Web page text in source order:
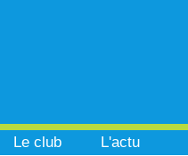
Le club L'actu